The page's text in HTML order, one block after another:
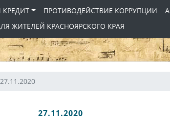
КРЕДИТ ПРОТИВОДЕЙСТВИЕ КОРРУПЦИИ
ЖИТЕЛЕЙ КРАСНОЯРСКОГО КРАЯ
27.11.2020
27.11.2020